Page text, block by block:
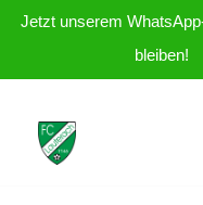
Jetzt unserem
bleiben!